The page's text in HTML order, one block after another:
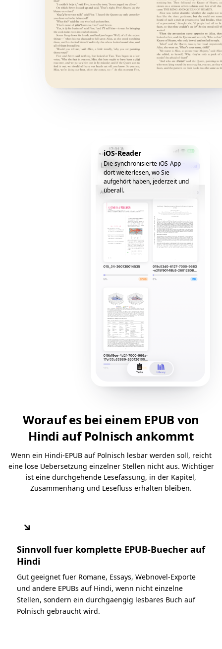
iOS-Reader
Die synchronisierte iOS-App –
dort weiterlesen, wo Sie
aufgehört haben, jederzeit und
überall.
Worauf es bei einem EPUB von
Hindi auf Polnisch ankommt
Wenn ein Hindi-EPUB auf Polnisch lesbar werden soll, reicht
eine lose Uebersetzung einzelner Stellen nicht aus. Wichtiger
ist eine durchgehende Lesefassung, in der Kapitel,
Zusammenhang und Lesefluss erhalten bleiben.
↘
Sinnvoll fuer komplette EPUB-Buecher auf
Hindi
Gut geeignet fuer Romane, Essays, Webnovel-Exporte
und andere EPUBs auf Hindi, wenn nicht einzelne
Stellen, sondern ein durchgaengig lesbares Buch auf
Polnisch gebraucht wird.